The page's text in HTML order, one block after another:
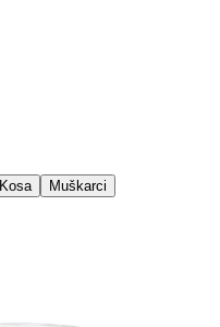
Kosa Muškarci